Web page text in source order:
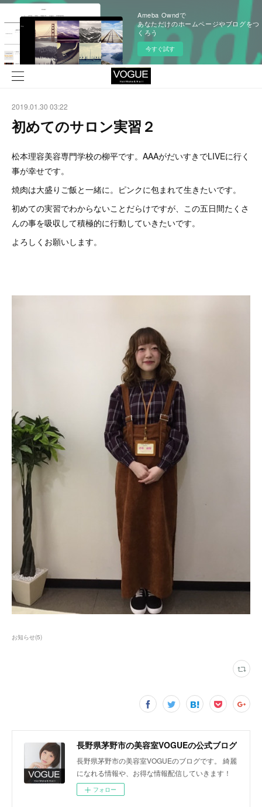
Ameba Owndで
あなただけのホームページやブログをつ
くろう
今すぐ試す
2019.01.30 03:22
初めてのサロン実習２
松本理容美容専門学校の柳平です。AAAがだいすきでLIVEに行く
事が幸せです。
焼肉は大盛りご飯と一緒に。ピンクに包まれて生きたいです。
初めての実習でわからないことだらけですが、この五日間たくさ
んの事を吸収して積極的に行動していきたいです。
よろしくお願いします。
お知らせ(5)
長野県茅野市の美容室VOGUEの公式ブログ
長野県茅野市の美容室VOGUEのブログです。 綺麗
になれる情報や、お得な情報配信していきます！
フォロー